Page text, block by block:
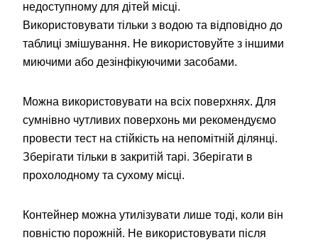
недоступному для дітей місці.
Використовувати тільки з водою та відповідно до
таблиці змішування. Не використовуйте з іншими
миючими або дезінфікуючими засобами.
Можна використовувати на всіх поверхнях. Для
сумнівно чутливих поверхонь ми рекомендуємо
провести тест на стійкість на непомітній ділянці.
Зберігати тільки в закритій тарі. Зберігати в
прохолодному та сухому місці.
Контейнер можна утилізувати лише тоді, коли він
повністю порожній. Не використовувати після